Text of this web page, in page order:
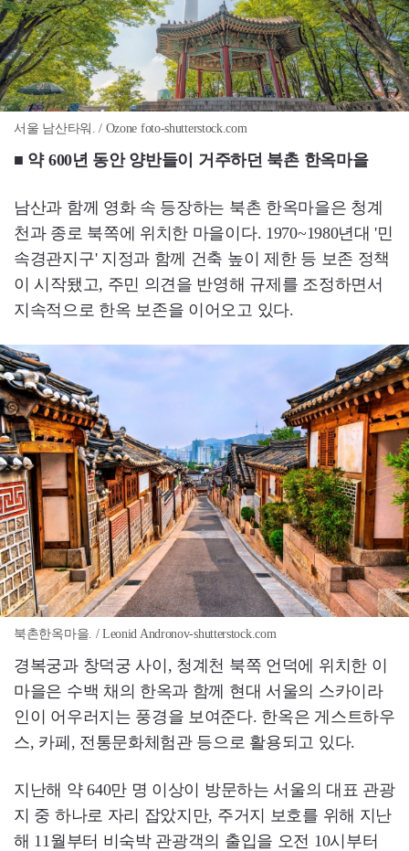
서울 남산타워. / Ozone foto-shutterstock.com
■ 약 600년 동안 양반들이 거주하던 북촌 한옥마을
남산과 함께 영화 속 등장하는 북촌 한옥마을은 청계
천과 종로 북쪽에 위치한 마을이다. 1970~1980년대 '민
속경관지구' 지정과 함께 건축 높이 제한 등 보존 정책
이 시작됐고, 주민 의견을 반영해 규제를 조정하면서
지속적으로 한옥 보존을 이어오고 있다.
북촌한옥마을. / Leonid Andronov-shutterstock.com
경복궁과 창덕궁 사이, 청계천 북쪽 언덕에 위치한 이
마을은 수백 채의 한옥과 함께 현대 서울의 스카이라
인이 어우러지는 풍경을 보여준다. 한옥은 게스트하우
스, 카페, 전통문화체험관 등으로 활용되고 있다.
지난해 약 640만 명 이상이 방문하는 서울의 대표 관광
지 중 하나로 자리 잡았지만, 주거지 보호를 위해 지난
해 11월부터 비숙박 관광객의 출입을 오전 10시부터